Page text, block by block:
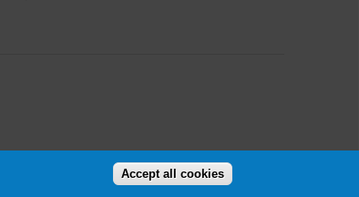
Accept all cookies